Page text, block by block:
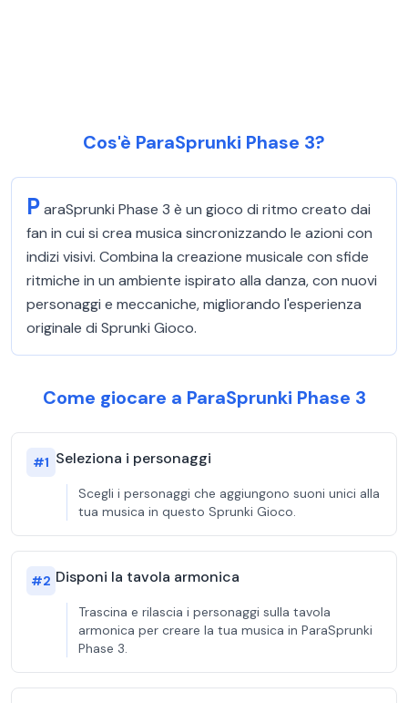
Cos'è ParaSprunki Phase 3?
ParaSprunki Phase 3 è un gioco di ritmo creato dai
fan in cui si crea musica sincronizzando le azioni con
indizi visivi. Combina la creazione musicale con sfide
ritmiche in un ambiente ispirato alla danza, con nuovi
personaggi e meccaniche, migliorando l'esperienza
originale di Sprunki Gioco.
Come giocare a ParaSprunki Phase 3
#1 Seleziona i personaggi
Scegli i personaggi che aggiungono suoni unici alla
tua musica in questo Sprunki Gioco.
#2 Disponi la tavola armonica
Trascina e rilascia i personaggi sulla tavola
armonica per creare la tua musica in ParaSprunki
Phase 3.